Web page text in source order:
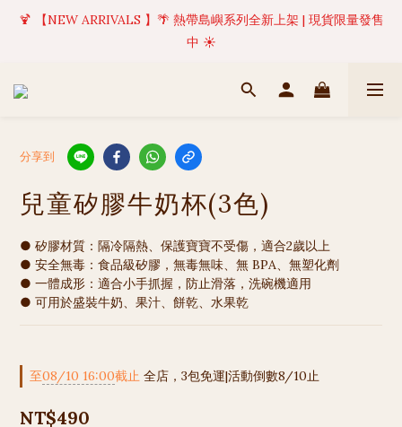
✦ 美好值得等待 | 現貨商品將於訂單成立後1-5個工作天內(不含例
假日)完成出貨 🚚
🍹 【NEW ARRIVALS 】🌴 熱帶島嶼系列全新上架 | 現貨限量發售
中 ☀️
✦ 美好值得等待 | 現貨商品將於訂單成立後1-5個工作天內(不含例
分享到
兒童矽膠牛奶杯(3色)
● 矽膠材質：隔冷隔熱、保護寶寶不受傷，適合2歲以上
● 安全無毒：食品級矽膠，無毒無味、無 BPA、無塑化劑
● 一體成形：適合小手抓握，防止滑落，洗碗機適用
● 可用於盛裝牛奶、果汁、餅乾、水果乾
至08/10 16:00截止 全店，3包免運|活動倒數8/10止
NT$490